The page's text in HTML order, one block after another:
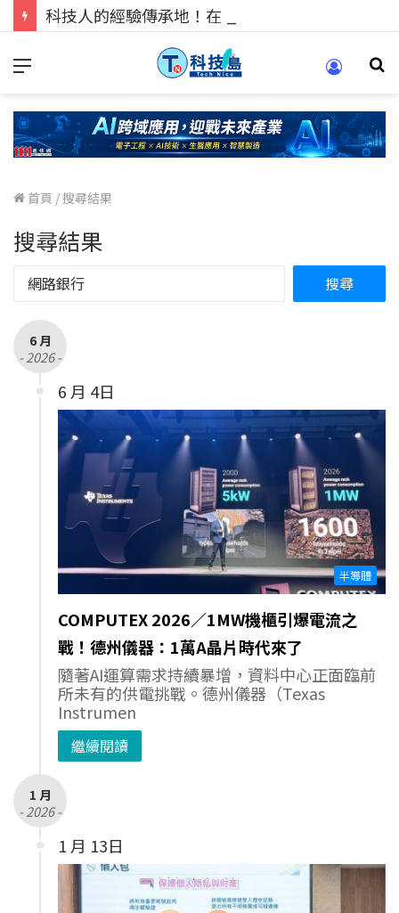
首頁 /搜尋結果
搜尋結果
6 月
- 2026 -
6 月 4日
半導體
COMPUTEX 2026／1MW機櫃引爆電流之
戰！德州儀器：1萬A晶片時代來了
隨著AI運算需求持續暴增，資料中心正面臨前
所未有的供電挑戰。德州儀器（Texas
Instrumen
繼續閱讀
1 月
- 2026 -
1 月 13日